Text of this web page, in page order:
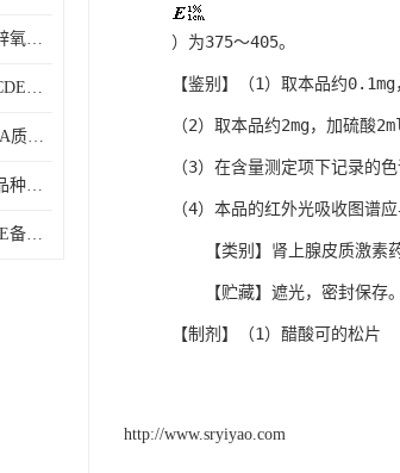
医用级氧化锌辅料别名锌氧粉CDE备案cas1314-13-2
医药用级磷酸氢钙辅料CDE备案CAS7757-93-9
医用级原料白色粉末COA质检同行CAS113-92-8
医药级轻质氧化镁原料品种多 有 质量好GMP认证 CDE备案
药用级原料白色粉末CDE备案cas56-75-7
）为375～405。
【鉴别】（1）取本品约
（2）取本品约2mg，加硫酸
（3）在含量测定项下记录的
（4）本品的红外光吸收图谱
【类别】肾上腺皮质激素药
【贮藏】遮光，密封保存。
【制剂】（1）醋酸可的松片
http://www.sryiyao.com